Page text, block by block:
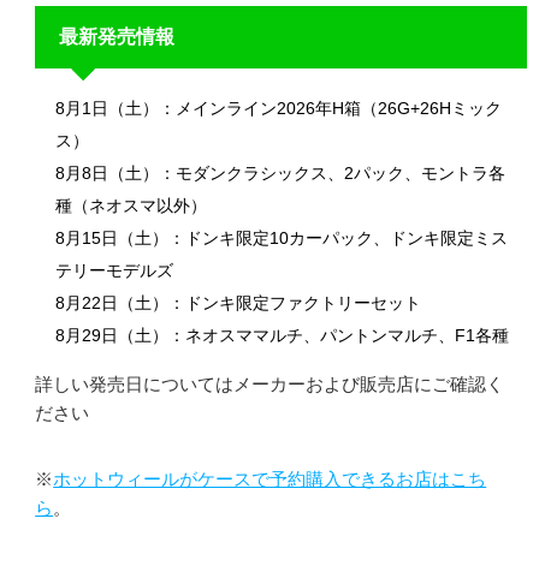
最新発売情報
8月1日（土）：メインライン2026年H箱（26G+26Hミック
ス）
8月8日（土）：モダンクラシックス、2パック、モントラ各
種（ネオスマ以外）
8月15日（土）：ドンキ限定10カーパック、ドンキ限定ミス
テリーモデルズ
8月22日（土）：ドンキ限定ファクトリーセット
8月29日（土）：ネオスママルチ、パントンマルチ、F1各種
詳しい発売日についてはメーカーおよび販売店にご確認く
ださい
※ホットウィールがケースで予約購入できるお店はこち
ら 。